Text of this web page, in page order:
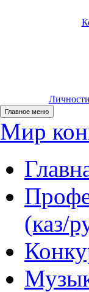
Главное меню
Мир
(каз/